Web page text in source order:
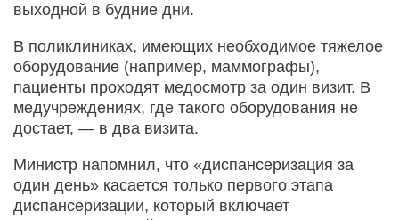
выходной в будние дни.
В поликлиниках, имеющих необходимое тяжелое
оборудование (например, маммографы),
пациенты проходят медосмотр за один визит. В
медучреждениях, где такого оборудования не
достает, — в два визита.
Министр напомнил, что «диспансеризация за
один день» касается только первого этапа
диспансеризации, который включает